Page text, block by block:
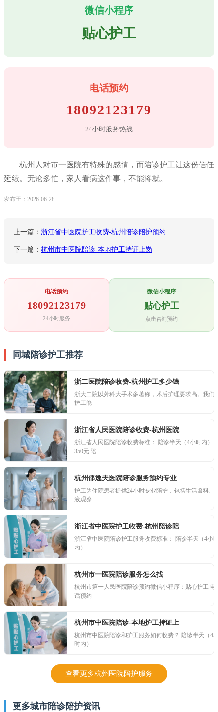
微信小程序
贴心护工
电话预约
18092123179
24小时服务热线
杭州人对市一医院有特殊的感情，而陪诊护工让这份信任
延续。无论多忙，家人看病这件事，不能将就。
发布于：2026-06-28
上一篇： 浙江省中医院护工收费-杭州陪诊陪护预约
下一篇： 杭州市中医院陪诊-本地护工持证上岗
电话预约
18092123179
24小时服务
微信小程序
贴心护工
点击咨询预约
同城陪诊护工推荐
浙二医院陪诊收费-杭州护工多少钱
浙大二院以外科大手术多著称，术后护理要求高。我们
护工能
浙江省人民医院陪诊收费-杭州医院
浙江省人民医院陪诊收费标准： 陪诊半天（4小时内）
350元 陪
杭州邵逸夫医院陪诊服务预约专业
护工为住院患者提供24小时专业陪护，包括生活照料、
液观察
浙江省中医院护工收费-杭州陪诊陪
浙江省中医院陪诊护工服务收费标准： 陪诊半天（4小
内）
杭州市一医院陪诊服务怎么找
杭州市第一人民医院陪诊预约微信小程序：贴心护工 电
话预约
杭州市中医院陪诊-本地护工持证上
杭州市中医院陪诊和护工服务如何收费？ 陪诊半天（4
时内）
查看更多杭州医院陪护服务
更多城市陪诊陪护资讯